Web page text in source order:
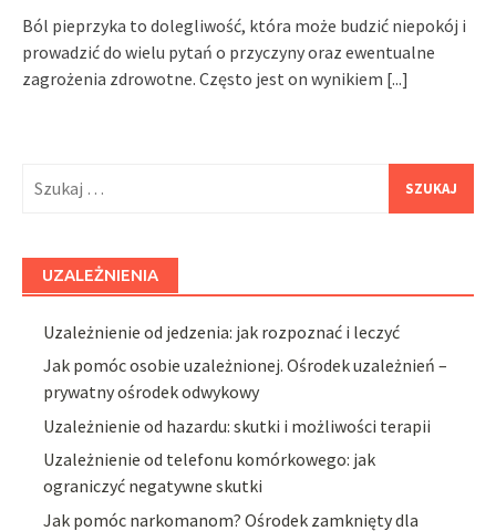
Ból pieprzyka to dolegliwość, która może budzić niepokój i
prowadzić do wielu pytań o przyczyny oraz ewentualne
zagrożenia zdrowotne. Często jest on wynikiem [...]
UZALEŻNIENIA
Uzależnienie od jedzenia: jak rozpoznać i leczyć
Jak pomóc osobie uzależnionej. Ośrodek uzależnień –
prywatny ośrodek odwykowy
Uzależnienie od hazardu: skutki i możliwości terapii
Uzależnienie od telefonu komórkowego: jak
ograniczyć negatywne skutki
Jak pomóc narkomanom? Ośrodek zamknięty dla